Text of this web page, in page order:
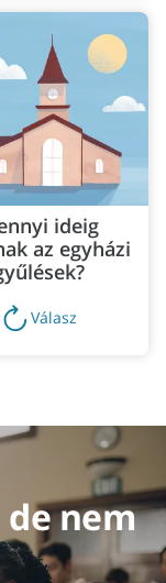
ideig
az egyházi
Válasz
nem